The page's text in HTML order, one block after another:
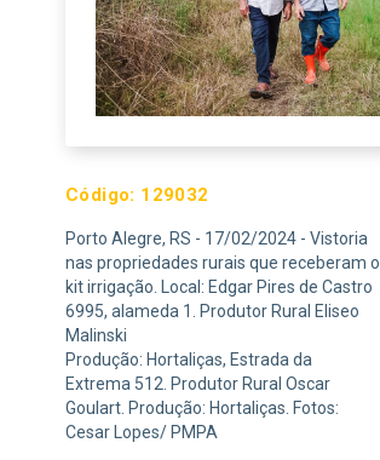
Código: 129032
Porto Alegre, RS - 17/02/2024 - Vistoria
nas propriedades rurais que receberam o
kit irrigação. Local: Edgar Pires de Castro
6995, alameda 1. Produtor Rural Eliseo
Malinski
Produção: Hortaliças, Estrada da
Extrema 512. Produtor Rural Oscar
Goulart. Produção: Hortaliças. Fotos:
Cesar Lopes/ PMPA